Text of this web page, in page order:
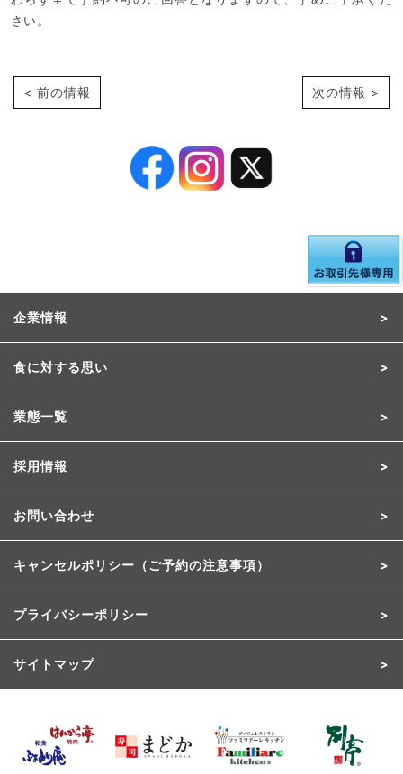
さい。
< 前の情報 次の情報 >
企業情報
食に対する思い
業態一覧
採用情報
お問い合わせ
キャンセルポリシー（ご予約の注意事項）
プライバシーポリシー
サイトマップ